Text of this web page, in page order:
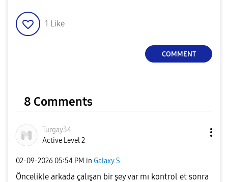
1 Like
COMMENT
8 Comments
Turgay34
Active Level 2
‎02-09-2026 05:54 PM in Galaxy S
Öncelikle arkada çalışan bir şey var mı kontrol et sonra